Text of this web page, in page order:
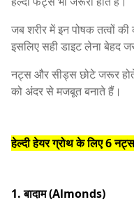
जब शरीर में इन पोषक तत्वों
इसलिए सही डाइट लेना बेहद
नट्स और सीड्स छोटे जरूर
को अंदर से मजबूत बनाते हैं।
हेल्दी हेयर ग्रोथ के लिए 6
1. बादाम (Almonds)